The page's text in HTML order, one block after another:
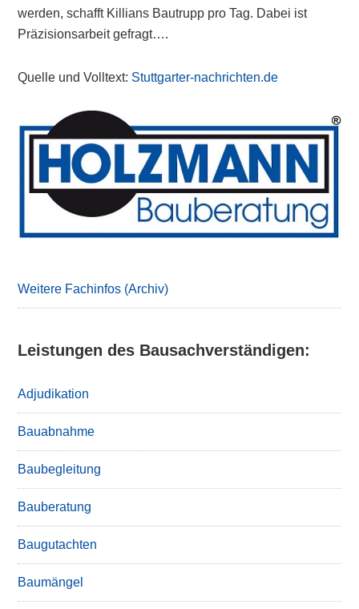
werden, schafft Killians Bautrupp pro Tag. Dabei ist
Präzisionsarbeit gefragt….
Quelle und Volltext: Stuttgarter-nachrichten.de
Primary
Sidebar
Weitere Fachinfos (Archiv)
Leistungen des Bausachverständigen:
Adjudikation
Bauabnahme
Baubegleitung
Bauberatung
Baugutachten
Baumängel